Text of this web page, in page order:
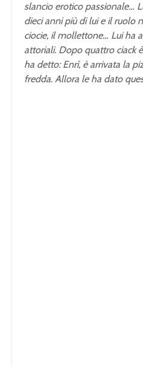
slancio erotico passionale…
dieci anni più di lui e il ruolo
ciocie, il mollettone… Lui ha
attoriali. Dopo quattro ciack
ha detto: Enrì, è arrivata la
fredda. Allora le ha dato